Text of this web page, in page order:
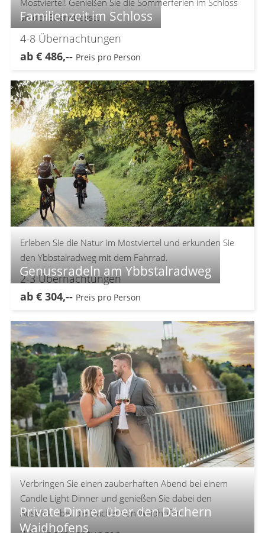
Familienzeit im Schloss
an der Eisenstrasse.
4-8 Übernachtungen
ab€ 486,-- Preis pro Person
Genussradeln am Ybbstalradweg
Erleben Sie die Natur im Mostviertel und erkunden Sie
den Ybbstalradweg mit dem Fahrrad.
2-3Übernachtungen
ab€ 304,-- Preis pro Person
Private Dinner über den Dächern
Waidhofens
Verbringen Sie einen zauberhaften Abend bei einem
Candle Light Dinner und genießen Sie dabei den
Ausblick über die Dächer von Waidhofen.